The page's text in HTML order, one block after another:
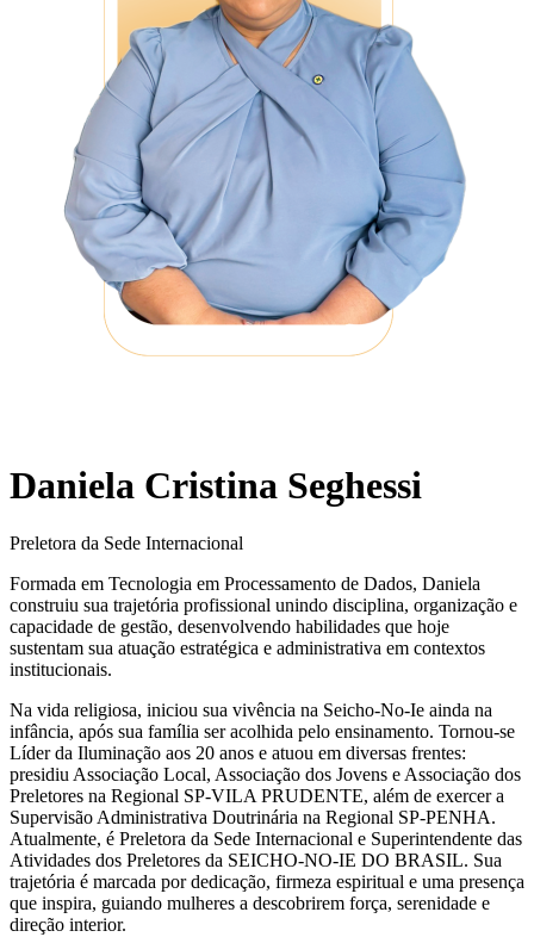
Daniela Cristina Seghessi
Preletora da Sede Internacional
Formada em Tecnologia em Processamento de Dados, Daniela
construiu sua trajetória profissional unindo disciplina, organização e
capacidade de gestão, desenvolvendo habilidades que hoje
sustentam sua atuação estratégica e administrativa em contextos
institucionais.
Na vida religiosa, iniciou sua vivência na Seicho-No-Ie ainda na
infância, após sua família ser acolhida pelo ensinamento. Tornou-se
Líder da Iluminação aos 20 anos e atuou em diversas frentes:
presidiu Associação Local, Associação dos Jovens e Associação dos
Preletores na Regional SP-VILA PRUDENTE, além de exercer a
Supervisão Administrativa Doutrinária na Regional SP-PENHA.
Atualmente, é Preletora da Sede Internacional e Superintendente das
Atividades dos Preletores da SEICHO-NO-IE DO BRASIL. Sua
trajetória é marcada por dedicação, firmeza espiritual e uma presença
que inspira, guiando mulheres a descobrirem força, serenidade e
direção interior.